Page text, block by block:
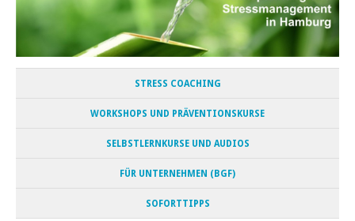
STRESS COACHING
WORKSHOPS UND PRÄVENTIONSKURSE
SELBSTLERNKURSE UND AUDIOS
FÜR UNTERNEHMEN (BGF)
SOFORTTIPPS